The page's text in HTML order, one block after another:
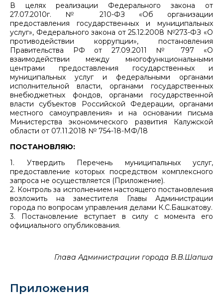
В целях реализации Федерального закона от
27.07.2010г. № 210-ФЗ «Об организации
предоставления государственных и муниципальных
услуг», Федерального закона от 25.12.2008 №273-ФЗ «О
противодействии коррупции», постановления
Правительства РФ от 27.09.2011 № 797 «О
взаимодействии между многофункциональными
центрами предоставления государственных и
муниципальных услуг и федеральными органами
исполнительной власти, органами государственных
внебюджетных фондов, органами государственной
власти субъектов Российской Федерации, органами
местного самоуправления» и на основании письма
Министерства экономического развития Калужской
области от 07.11.2018 № 754-18-МФ/18
ПОСТАНОВЛЯЮ:
1. Утвердить Перечень муниципальных услуг,
предоставление которых посредством комплексного
запроса не осуществляется (Приложение).
2. Контроль за исполнением настоящего постановления
возложить на заместителя Главы Администрации
города по вопросам управления делами К.С.Башкатову.
3. Постановление вступает в силу с момента его
официального опубликования.
Глава Администрации города В.В.Шапша
Приложения